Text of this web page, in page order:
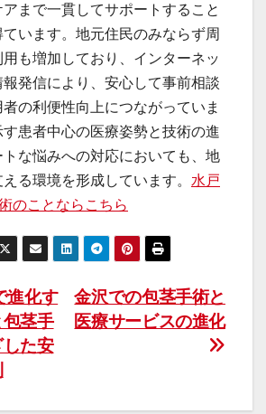
まで一貫してサポートすること
います。地元住民のみならず周
も増加しており、インターネッ
報発信により、安心して事前相談
の利便性向上につながっていま
患者中心の医療姿勢と技術の進
な悩みへの対応においても、地
る環境を形成しています。 水戸
のことならこちら
金沢での包茎手術と
医療サービスの進化
進化す
茎手
た安